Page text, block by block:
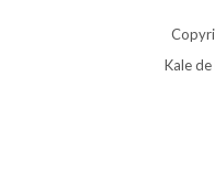
Kalede